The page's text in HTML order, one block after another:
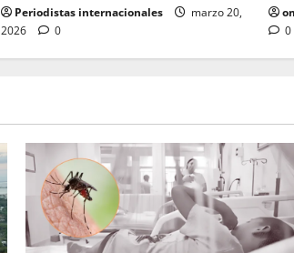
Periodistas internacionales
marzo 20,
2026
0
0